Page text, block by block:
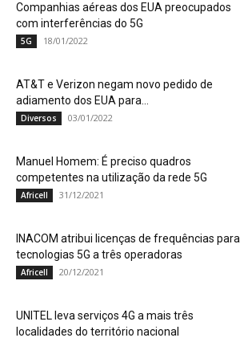
Companhias aéreas dos EUA preocupados
com interferências do 5G
5G 18/01/2022
AT&T e Verizon negam novo pedido de
adiamento dos EUA para...
Diversos 03/01/2022
Manuel Homem: É preciso quadros
competentes na utilização da rede 5G
Africell 31/12/2021
INACOM atribui licenças de frequências para
tecnologias 5G a três operadoras
Africell 20/12/2021
UNITEL leva serviços 4G a mais três
localidades do território nacional